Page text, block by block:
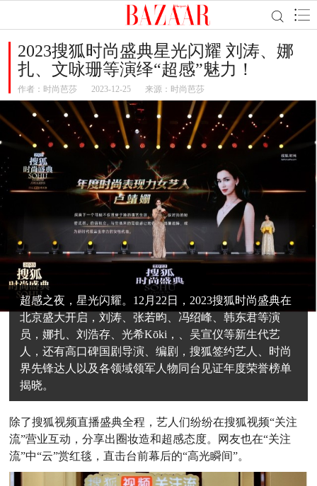
2023搜狐时尚盛典星光闪耀 刘涛、娜
扎、文咏珊等演绎“超感”魅力！
作者： 时尚芭莎 2023-12-25 来源：时尚芭莎
超感之夜，星光闪耀。12月22日，2023搜狐时尚盛典在
北京盛大开启，刘涛、张若昀、冯绍峰、韩东君等演
员，娜扎、刘浩存、光希Kōki，、吴宣仪等新生代艺
人，还有高口碑国剧导演、编剧，搜狐签约艺人、时尚
界先锋达人以及各领域领军人物同台见证年度荣誉榜单
揭晓。
除了搜狐视频直播盛典全程，艺人们纷纷在搜狐视频“关注
流”营业互动，分享出圈妆造和超感态度。网友也在“关注
流”中“云”赏红毯，直击台前幕后的“高光瞬间”。